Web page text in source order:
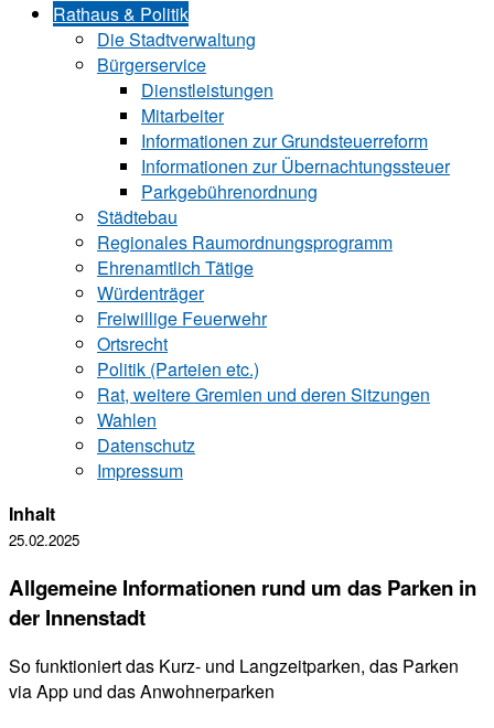
Rathaus & Politik
Die Stadtverwaltung
Bürgerservice
Dienstleistungen
Mitarbeiter
Informationen zur Grund‍steu‍er‍re‍form
Informationen zur Über‍nachtungssteuer
Parkgebührenordnung
Städtebau
Regionales Raumordnungsprogramm
Ehrenamtlich Tätige
Würdenträger
Freiwillige Feuerwehr
Ortsrecht
Politik (Parteien etc.)
Rat, weitere Gremien und deren Sitzungen
Wahlen
Datenschutz
Impressum
Inhalt
25.02.2025
Allgemeine Informationen rund um das Parken in
der Innenstadt
So funktioniert das Kurz- und Langzeitparken, das Parken
via App und das Anwohnerparken